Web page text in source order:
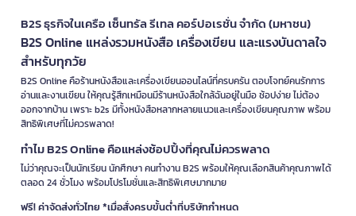
B2S ธุรกิจในเครือ เซ็นทรัล รีเทล คอร์ปอเรชั่น จำกัด (มหาชน)
B2S Online แหล่งรวมหนังสือ เครื่องเขียน และแรงบันดาลใจ
สำหรับทุกวัย
B2S Online คือร้านหนังสือและเครื่องเขียนออนไลน์ที่ครบครัน ตอบโจทย์คนรักการ
อ่านและงานเขียน ให้คุณรู้สึกเหมือนมีร้านหนังสือใกล้ฉันอยู่ในมือ ช้อปง่าย ไม่ต้อง
ออกจากบ้าน เพราะ b2s มีทั้งหนังสือหลากหลายแนวและเครื่องเขียนคุณภาพ พร้อม
สิทธิพิเศษที่ไม่ควรพลาด!
ทำไม B2S Online คือแหล่งช้อปปิ้งที่คุณไม่ควรพลาด
ไม่ว่าคุณจะเป็นนักเรียน นักศึกษา คนทำงาน B2S พร้อมให้คุณเลือกสินค้าคุณภาพได้
ตลอด 24 ชั่วโมง พร้อมโปรโมชั่นและสิทธิพิเศษมากมาย
ฟรี! ค่าจัดส่งทั่วไทย *เมื่อสั่งครบขั้นต่ำที่บริษัทกำหนด